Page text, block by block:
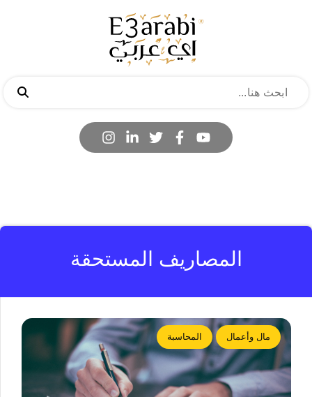
المصاريف المستحقة
مال وأعمال المحاسبة